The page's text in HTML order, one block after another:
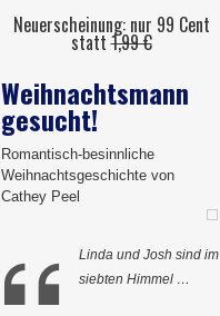
Neuerscheinung: nur 99 Cent
statt1,99 €
Weihnachtsmann
gesucht!
Romantisch-besinnliche
Weihnachtsgeschichte von
Cathey Peel
Linda und Josh sind im
siebten Himmel …